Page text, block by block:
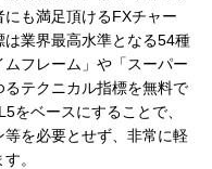
も満足頂けるFXチャー
は業界最高水準となる54種
フレーム」や「スーパー
テクニカル指標を無料で
をベースにすることで、
を必要とせず、非常に軽
。